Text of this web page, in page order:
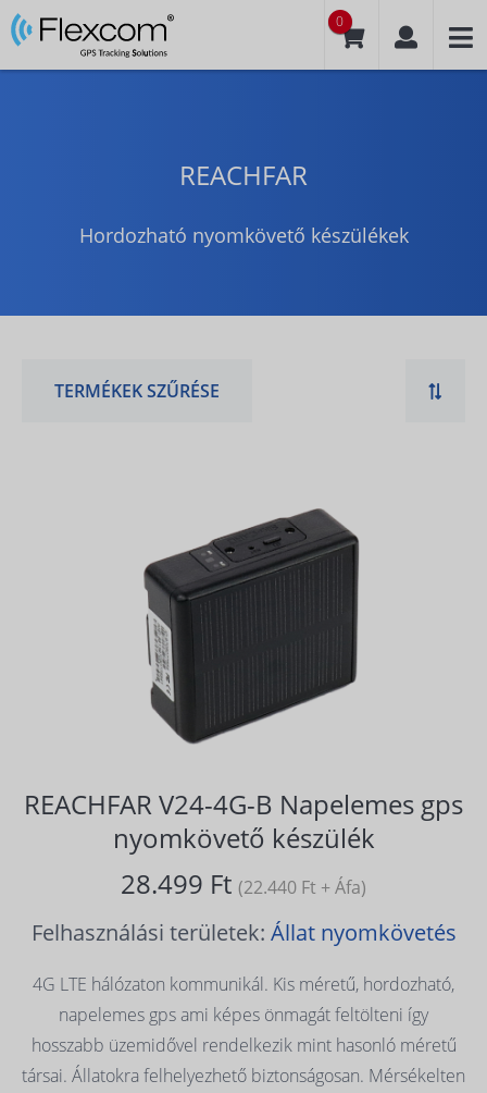
0
REACHFAR
Hordozható nyomkövető készülékek
TERMÉKEK SZŰRÉSE
REACHFAR V24-4G-B Napelemes gps
nyomkövető készülék
28.499 Ft (22.440 Ft + Áfa)
Felhasználási területek: Állat nyomkövetés
4G LTE hálózaton kommunikál. Kis méretű, hordozható,
napelemes gps ami képes önmagát feltölteni így
hosszabb üzemidővel rendelkezik mint hasonló méretű
társai. Állatokra felhelyezhető biztonságosan. Mérsékelten